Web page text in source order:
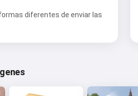
diferentes de enviar las